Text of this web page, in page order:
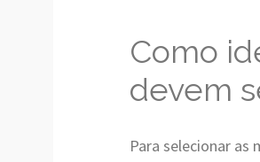
Como
devem
Para selecionar